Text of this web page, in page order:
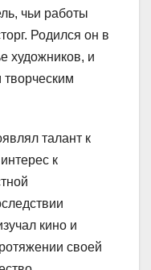
чьи работы
Родился он в
художников, и
творческим
талант к
к
кино и
своей